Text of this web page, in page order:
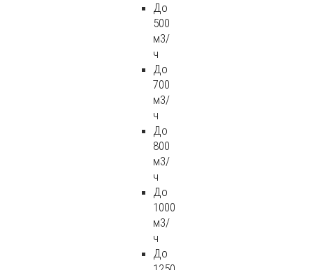
До
500
м3/
ч
До
700
м3/
ч
До
800
м3/
ч
До
1000
м3/
ч
До